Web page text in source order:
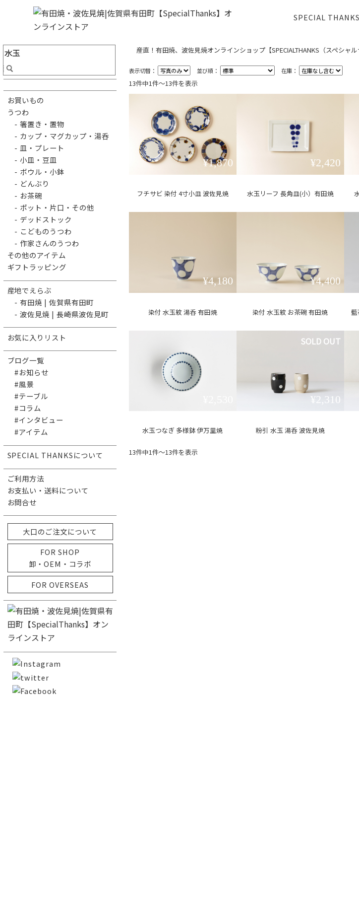
SPECIAL
産直！有田焼、波佐見焼オンラインショップ【SPECIALTHANKS（スペシャル
表示切替： 並び順： 在庫：
13件中1件〜13件を表示
フチサビ 染付 4寸小皿 波佐見焼
¥1,870
水玉リーフ 長角皿(小）有田焼
¥2,420
染付 水玉紋 湯呑 有田焼
¥4,180
染付 水玉紋 お茶碗 有田焼
¥4,400
水玉つなぎ 多様鉢 伊万里焼 粉引 水玉 湯呑 波佐見焼
¥2,310
SOLD OUT
13件中1件〜13件を表示
お買いもの
うつわ
- 箸置き・置物
- カップ・マグカップ・湯呑
- 皿・プレート
- 小皿・豆皿
- ボウル・小鉢
- どんぶり
- お茶碗
- ポット・片口・その他
- デッドストック
- こどものうつわ
- 作家さんのうつわ
その他のアイテム
ギフトラッピング
産地でえらぶ
- 有田焼 | 佐賀県有田町
- 波佐見焼 | 長崎県波佐見町
お気に入りリスト
ブログ一覧
#お知らせ
#風景
#テーブル
#コラム
#インタビュー
#アイテム
SPECIAL THANKSについて
ご利用方法
お支払い・送料について
お問合せ
大口のご注文について
FOR SHOP
卸・OEM・コラボ
FOR OVERSEAS